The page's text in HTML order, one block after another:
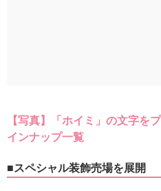
【写真】「ホイミ」の文字
インナップ一覧
■スペシャル装飾売場を展開